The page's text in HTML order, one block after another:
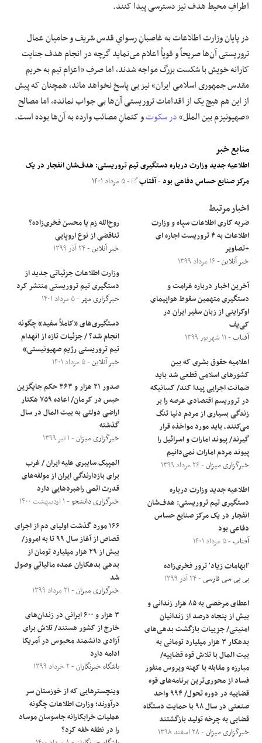
اطرافِ محیط هدف نیز دسترسی پیدا کنند.
در پایان وزارت اطلاعات به غاصبانِ رسوایِ قدس شریف و حامیان عمال
تروریستی آن‌ها صریحاً و قویاً اعلام می‌نماید گرچه در انجام هدف جنایت
کارانه خویش با شکست بزرگ مواجه شدند، اما صرفِ «اعزام تیم به حریم
مقدس جمهوری اسلامی ایران» نیز بی پاسخ نخواهد ماند، همچنان که پیش
از این هم هیچ یک از اقدامات تروریستی آن‌ها بی جواب نمانده، اما مصالح
«صهیونیزم بین الملل»در سکوتو کتمانِ مصائب وارده به آن‌ها بوده است.
منابع خبر
اطلاعیه جدید وزارت درباره دستگیری تیم تروریستی: هدف‌شان انفجار در یک
مرکز صنایع حساس دفاعی بود-آفتاب - ۵ مرداد ۱۴۰۱
اخبار مرتبط
ضربه کاری اطلاعات سپاه و وزارت
اطلاعات به ۴ تروریست اجاره ای
+تصاویر
خبر آنلاین- ۱۶ مرداد ۱۳۹۹
آخرین اخبار درباره غرامت و
دستگیری متهمین سقوط هواپیمای
اوکراینی از زبان سفیر ایران در
کی‌یف
آفتاب- ۱۱ شهریور ۱۳۹۹
اعلامیه حقوق بشری که بین
کشور‌های اسلامی قطعی شد باید
ضمانت اجرایی پیدا کند/ کسانیکه
در تروریسم اقتصادی عرصه را بر
زندگی بسیاری از مردم دنیا تنگ
می‌کنند، باید مورد مواخذه قرار
گیرند/ پیوند امارات و اسرائیل را
پیوند مردم امارات نمی‌دانیم
خبرگزاری میزان- ۲۶ مرداد ۱۳۹۹
اطلاعیه جدید وزارت درباره
دستگیری تیم تروریستی: هدف‌شان
انفجار در یک مرکز صنایع حساس
دفاعی بود
آفتاب- ۵ مرداد ۱۴۰۱
'ابهامات زیاد' ترور فخری‌زاده
بی بی سی فارسی- ۲۴ آذر ۱۳۹۹
اعطای مرخصی به ۸۵ هزار زندانی و
بیش از پنجاه درصد از زندانیان
امنیتی/ جزییات بازگشت بدهی‌های
بدهکار ۳ هزار میلیارد تومانی به
بیت المال با تلاش قوه قضاییه/
مبارزه و مقابله با کهنه ویروس منفور
فساد از محوری‌ترین برنامه‌های قوه
قضاییه در دوره تحول/ ۹۹۴ واحد
صنعتی در سال ۹۸ با حمایت دستگاه
قضایی به چرخه تولید بازگشتند
خبرگزاری میزان- ۲۸ اسفند ۱۳۹۸
روح‌الله زم یا محسن فخری‌زاده؟
تناقضی از نوع اروپایی
خبر آنلاین- ۲۴ آذر ۱۳۹۹
وزارت اطلاعات جزئیاتی جدید از
دستگیری تیم تروریستی منتشر کرد
خبرگزاری مهر- ۵ مرداد ۱۴۰۱
دستگیری‌های «کاملاً سفید» چگونه
انجام شد؟ / جزئیات تازه از انهدام
تیم تروریستی رژیم صهیونیستی»
خبر آنلاین- ۵ مرداد ۱۴۰۱
صدور ۲۱ هزار و ۳۶۳ حکم جایگزین
حبس در کرمان/ اعاده ۷۵۹ هکتار
اراضی دولتی به بیت المال در سال
گذشته
خبرگزاری میزان- ۱ تیر ۱۳۹۹
المپیک سایبری علیه ایران / غرب
برای بازدارندگی ایران از مولفه‌های
قدرت اتمی راهبردهایی دارد
خبرگزاری دانشجو- ۱ اردیبهشت ۱۴۰۰
۱۶۶ مورد گذشت اولیای دم از اجرای
قصاص از آغاز سال ۹۹ تا به امروز/
بیش از ۲۹ هزار میلیارد تومان از
بدهی بدهکاران عمده مالیاتی وصول
شد
خبرگزاری میزان- ۲۱ مرداد ۱۳۹۹
۳ هزار و ۶۰۰ ایرانی در زندان‌های
خارج از کشور هستند/ تلاش برای
آزادی دانشمند محبوس در آمریکا
ادامه دارد
باشگاه خبرنگاران- ۲ خرداد ۱۳۹۹
وینچستر‌هایی که از خوزستان سر
درآورند؛ وزارت اطلاعات چگونه
عملیات خرابکارانه جاسوسان موساد
را در نطفه خفه کرد؟